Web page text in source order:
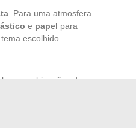
. Para uma atmosfera
e papel para
escolhido.
as combinações de